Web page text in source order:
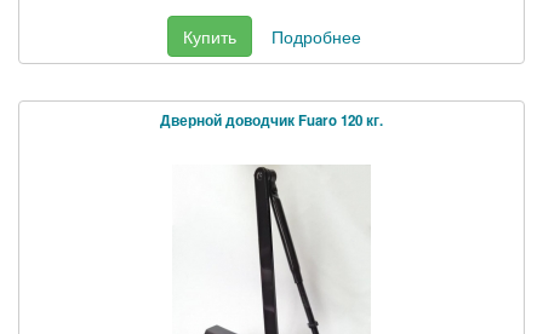
Купить Подробнее
Дверной доводчик Fuaro 120 кг.